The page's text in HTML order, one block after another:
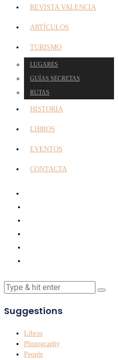
REVISTA VALENCIA
ARTÍCULOS
TURISMO
LUGARES
GUÍAS SECRETAS
RUTAS
HISTORIA
LIBROS
EVENTOS
CONTACTA
Suggestions
Libros
Photography
People